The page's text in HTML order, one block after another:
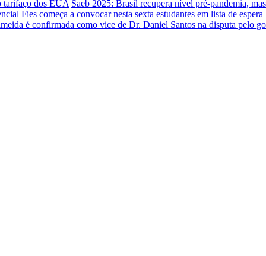
tarifaço dos EUA Saeb 2025: Brasil recupera nível pré-pandemia,
Fies começa a convocar nesta sexta estudantes em lista de espera
é confirmada como vice de Dr. Daniel Santos na disputa pelo